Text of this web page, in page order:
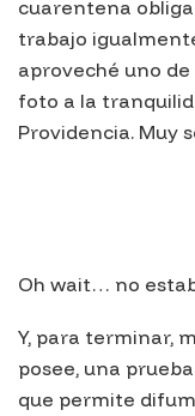
cuarentena
trabajo
aproveché uno
foto a la
Providencia. Muy
Oh wait… no
Y, para terminar,
posee, una
que permite